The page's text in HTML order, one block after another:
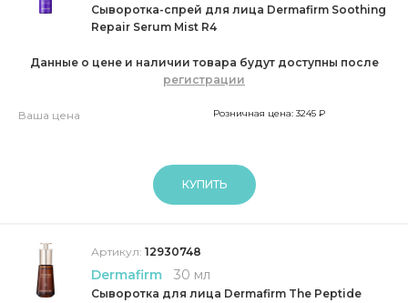
Сыворотка-спрей для лица Dermafirm Soothing
Repair Serum Mist R4
Данные о цене и наличии товара будут доступны после
регистрации
Ваша цена Розничная цена: 3245 ₽
КУПИТЬ
Артикул: 12930748
Dermafirm 30 мл
Сыворотка для лица Dermafirm The Peptide